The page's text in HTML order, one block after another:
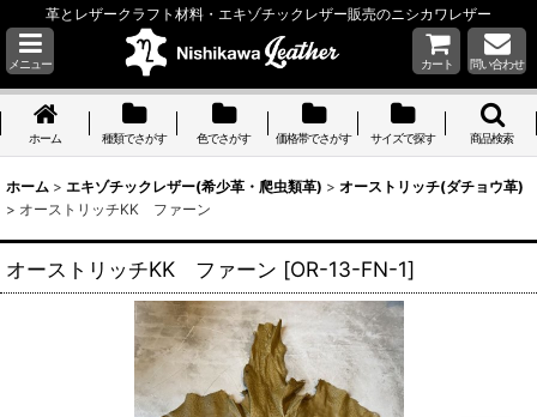
革とレザークラフト材料・エキゾチックレザー販売のニシカワレザー
メニュー カート 問い合わせ
ホーム 種類でさがす 色でさがす 価格帯でさがす サイズで探す 商品検索
ホーム > エキゾチックレザー(希少革・爬虫類革) > オーストリッチ(ダチョウ革)
> オーストリッチKK ファーン
オーストリッチKK ファーン [OR-13-FN-1]